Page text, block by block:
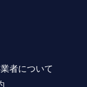
者について